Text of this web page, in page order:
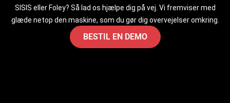
SISIS eller Foley? Så lad os hjælpe dig på vej. Vi fremviser med
glæde netop den maskine, som du gør dig overvejelser omkring.
BESTIL EN DEMO